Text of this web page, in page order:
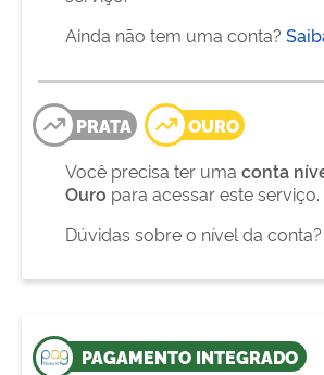
Ainda não tem uma conta?
PRATA
OURO
Você precisa ter uma conta
Ouro para acessar este serviço.
Dúvidas sobre o nível da conta?
PAGAMENTO INTEGRADO